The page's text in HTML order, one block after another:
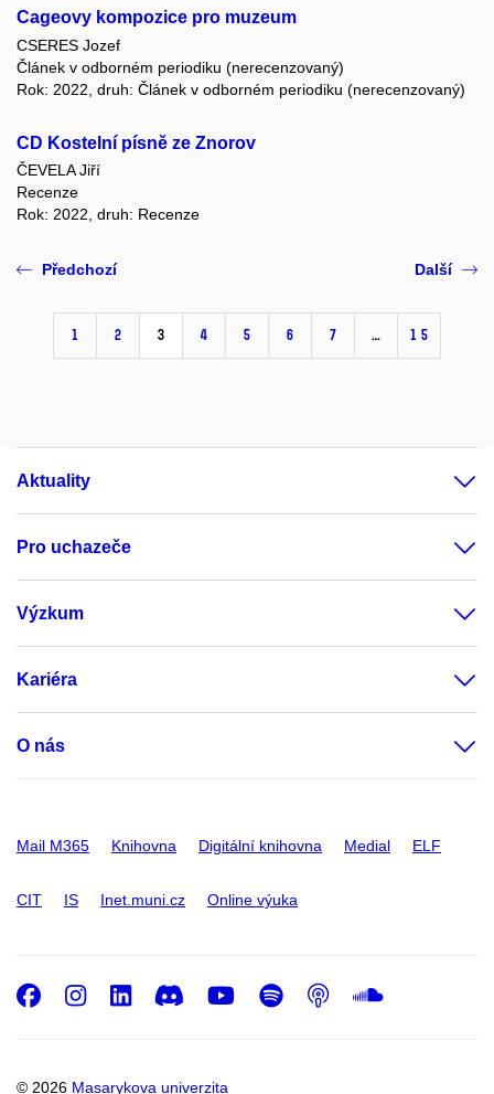
Cageovy kompozice pro muzeum
CSERES Jozef
Článek v odborném periodiku (nerecenzovaný)
Rok: 2022, druh: Článek v odborném periodiku (nerecenzovaný)
CD Kostelní písně ze Znorov
ČEVELA Jiří
Recenze
Rok: 2022, druh: Recenze
Předchozí
1 2 3 4 5 6 7 … 15
Další
Aktuality
Pro uchazeče
Výzkum
Kariéra
O nás
Mail M365 Knihovna Digitální knihovna Medial ELF
CIT IS Inet.muni.cz Online výuka
© 2026 Masarykova univerzita
Facebook
Instagram
LinkedIn
DiscordYoutube
Spotify
Podcast